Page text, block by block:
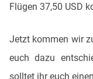
Flügen 37,50 USD
Jetzt kommen wir
euch dazu
solltet ihr euch